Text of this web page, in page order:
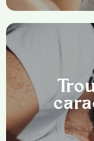
État de
tristesse
fatigue